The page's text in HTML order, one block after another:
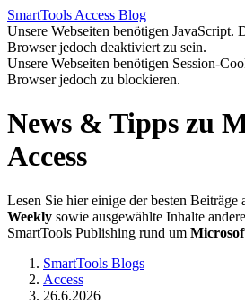
SmartTools Access Blog
Unsere Webseiten benötigen JavaScript.
Browser jedoch deaktiviert zu sein.
Unsere Webseiten benötigen Session-
Browser jedoch zu blockieren.
News & Tipps zu
Access
Lesen Sie hier einige der besten Beiträge
Weekly sowie ausgewählte Inhalte
SmartTools Publishing rund um
SmartTools Blogs
Access
26.6.2026